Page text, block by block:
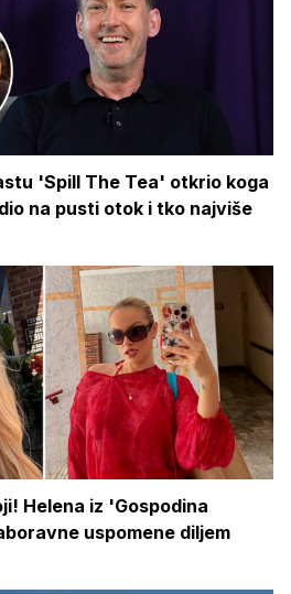
'Spill The Tea' otkrio koga
na pusti otok i tko najviše
Helena iz 'Gospodina
uspomene diljem